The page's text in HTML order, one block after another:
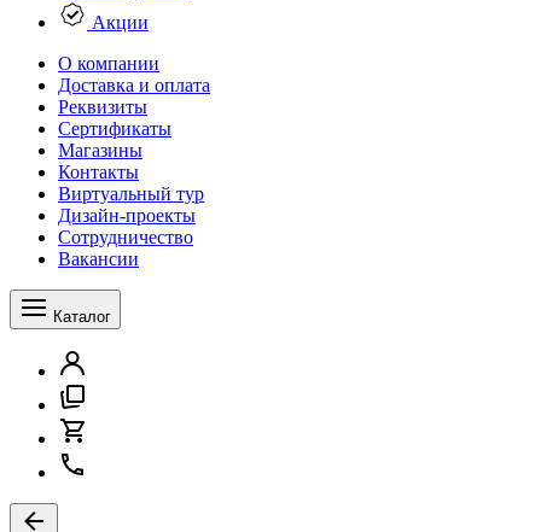
Акции
О компании
Доставка и оплата
Реквизиты
Сертификаты
Магазины
Контакты
Виртуальный тур
Дизайн-проекты
Сотрудничество
Вакансии
Каталог